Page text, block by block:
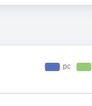
20 6 傅园